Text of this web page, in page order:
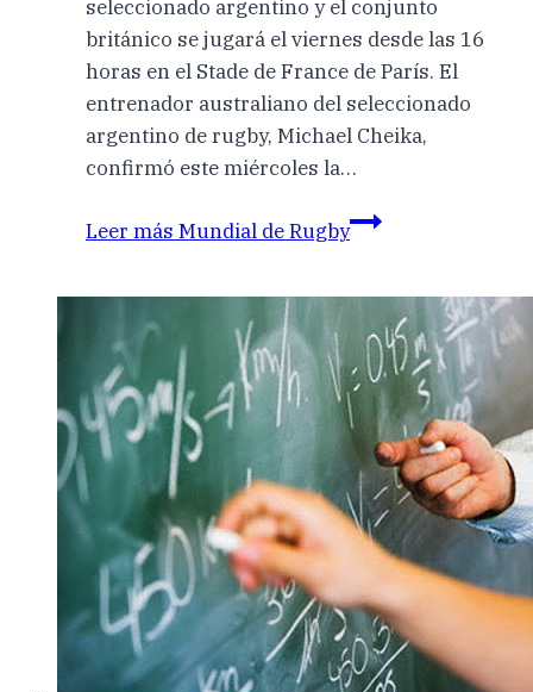
seleccionado argentino y el conjunto
británico se jugará el viernes desde las 16
horas en el Stade de France de París. El
entrenador australiano del seleccionado
argentino de rugby, Michael Cheika,
confirmó este miércoles la…
Leer más Mundial de Rugby